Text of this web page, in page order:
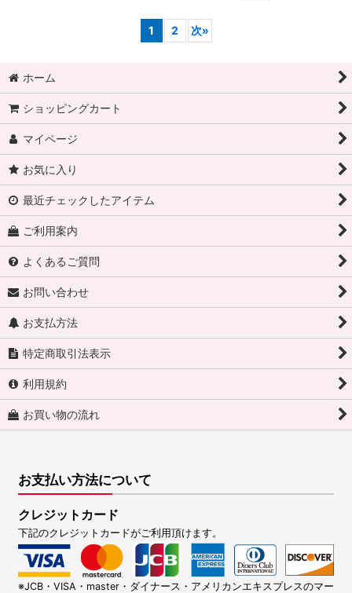
1 2 次»
ホーム
ショッピングカート
マイページ
お気に入り
最近チェックしたアイテム
ご利用案内
よくあるご質問
お問い合わせ
お支払方法
特定商取引法表示
利用規約
お買い物の流れ
お支払い方法について
クレジットカード
下記のクレジットカードがご利用頂けます。
※JCB・VISA・master・ダイナース・アメリカンエキスプレスのマー